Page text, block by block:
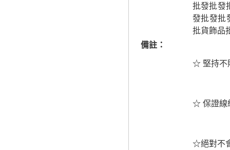
批發批發
發批發批
批貨飾品
備註：
☆ 堅持不
☆ 保證線
☆絕對不